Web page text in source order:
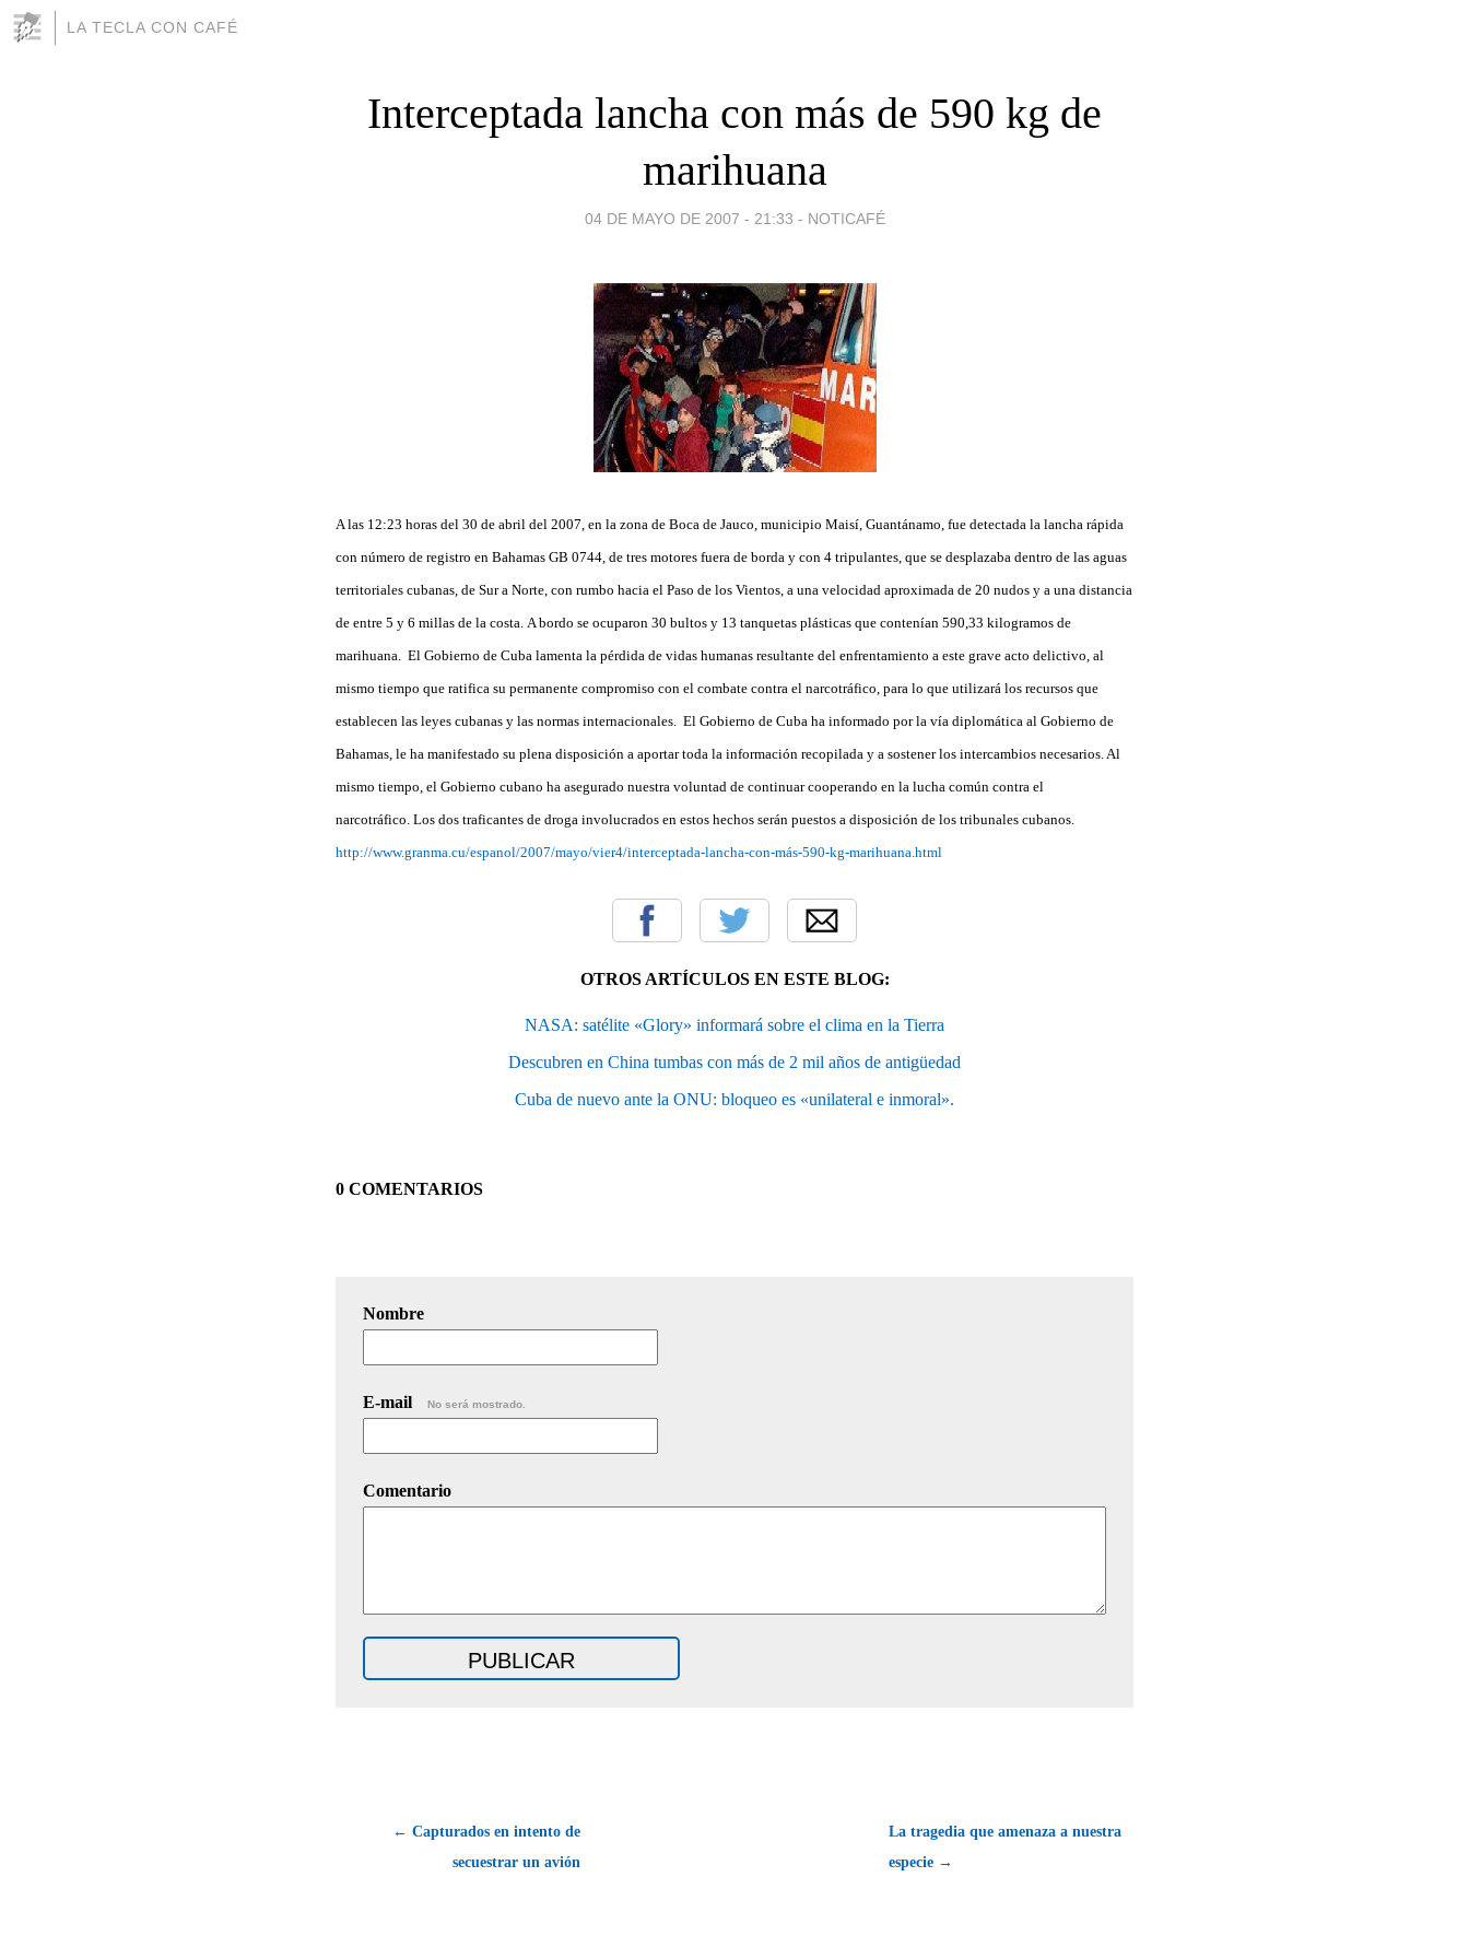
LA TECLA CON CAFÉ
Interceptada lancha con más de 590 kg de
marihuana
04 DE MAYO DE 2007 - 21:33 - NOTICAFÉ
A las 12:23 horas del 30 de abril del 2007, en la zona de Boca de Jauco, municipio Maisí, Guantánamo, fue detectada la lancha rápida
con número de registro en Bahamas GB 0744, de tres motores fuera de borda y con 4 tripulantes, que se desplazaba dentro de las aguas
territoriales cubanas, de Sur a Norte, con rumbo hacia el Paso de los Vientos, a una velocidad aproximada de 20 nudos y a una distancia
de entre 5 y 6 millas de la costa. A bordo se ocuparon 30 bultos y 13 tanquetas plásticas que contenían 590,33 kilogramos de
marihuana.
El Gobierno de Cuba lamenta la pérdida de vidas humanas resultante del enfrentamiento a este grave acto delictivo, al
mismo tiempo que ratifica su permanente compromiso con el combate contra el narcotráfico, para lo que utilizará los recursos que
establecen las leyes cubanas y las normas internacionales. El Gobierno de Cuba ha informado por la vía diplomática al Gobierno de
Bahamas, le ha manifestado su plena disposición a aportar toda la información recopilada y a sostener los intercambios necesarios. Al
mismo tiempo, el Gobierno cubano ha asegurado nuestra voluntad de continuar cooperando en la lucha común contra el
narcotráfico. Los dos traficantes de droga involucrados en estos hechos serán puestos a disposición de los tribunales cubanos.
http://www.granma.cu/espanol/2007/mayo/vier4/interceptada-lancha-con-más-590-kg-marihuana.html
OTROS ARTÍCULOS EN ESTE BLOG:
NASA: satélite «Glory» informará sobre el clima en la Tierra
Descubren en China tumbas con más de 2 mil años de antigüedad
Cuba de nuevo ante la ONU: bloqueo es «unilateral e inmoral».
0 COMENTARIOS
Nombre
E-mail No será mostrado.
Comentario
← Capturados en intento de
secuestrar un avión
La tragedia que amenaza a nuestra
especie →